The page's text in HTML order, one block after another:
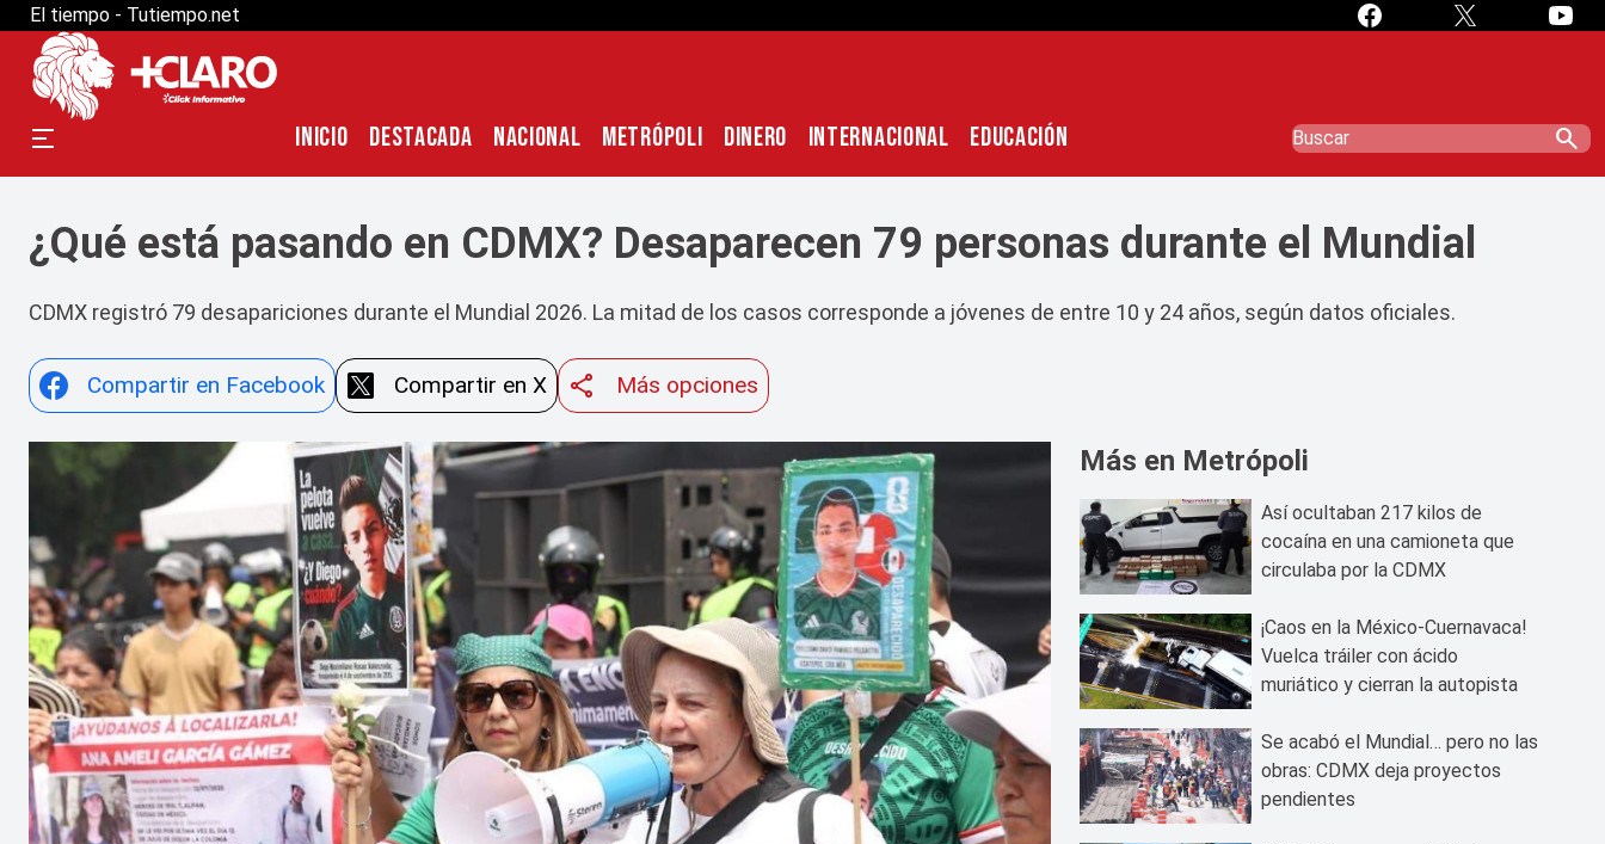
El tiempo - Tutiempo.net
INICIO DESTACADA NACIONAL METRÓPOLI DINERO INTERNACIONAL EDUCACIÓN search
¿Qué está pasando en CDMX? Desaparecen 79 personas durante el Mundial
CDMX registró 79 desapariciones durante el Mundial 2026. La mitad de los casos corresponde a jóvenes de entre 10 y 24 años, según datos oficiales.
Compartir en Facebook Compartir en X Más opciones
Más en Metrópoli
Así ocultaban 217 kilos de
cocaína en una camioneta que
circulaba por la CDMX
¡Caos en la México-Cuernavaca!
Vuelca tráiler con ácido
muriático y cierran la autopista
Se acabó el Mundial… pero no las
obras: CDMX deja proyectos
pendientes